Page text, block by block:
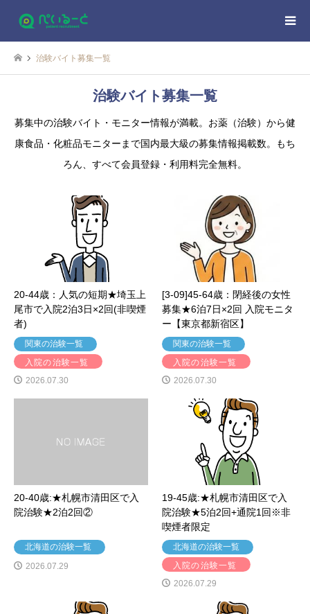
治験バイト募集一覧
治験バイト募集一覧
募集中の治験バイト・モニター情報が満載。お薬（治験）から健
康食品・化粧品モニターまで国内最大級の募集情報掲載数。もち
ろん、すべて会員登録・利用料完全無料。
20-44歳：人気の短期★埼玉上
尾市で入院2泊3日×2回(非喫煙
者)
関東の治験一覧
入院の治験一覧
2026.07.30
[3-09]45-64歳：閉経後の女性
募集★6泊7日×2回 入院モニタ
ー【東京都新宿区】
関東の治験一覧
入院の治験一覧
2026.07.30
20-40歳:★札幌市清田区で入
院治験★2泊2回②
北海道の治験一覧
2026.07.29
19-45歳:★札幌市清田区で入
院治験★5泊2回+通院1回※非
喫煙者限定
北海道の治験一覧
入院の治験一覧
2026.07.29